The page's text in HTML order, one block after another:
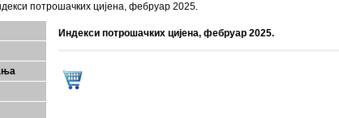
потрошачких цијена, фебруар 2025.
Индекси потрошачких цијена, фебруар 2025.